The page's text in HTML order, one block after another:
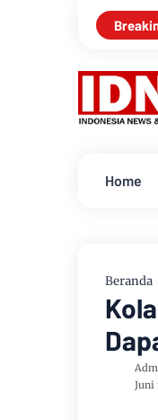
Polisi
Home
Beranda
Juni